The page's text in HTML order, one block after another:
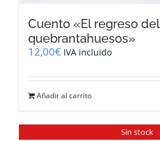
Cuento «El regreso del
quebrantahuesos»
12,00€ IVA incluido
Añadir al carrito
Sin stock